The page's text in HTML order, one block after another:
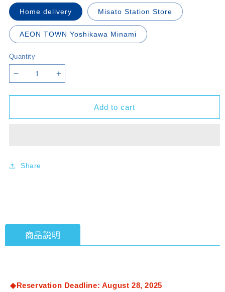
Home delivery Misato Station Store
AEON TOWN Yoshikawa Minami
Quantity
Decrease
for
N342b
Star
[Tomytec]
[Miniature
Car]
Increase
for
N342b
[Tomytec]
[Miniature
Car]
Add to cart
Share
商品説明
◆Reservation Deadline: August 28, 2025